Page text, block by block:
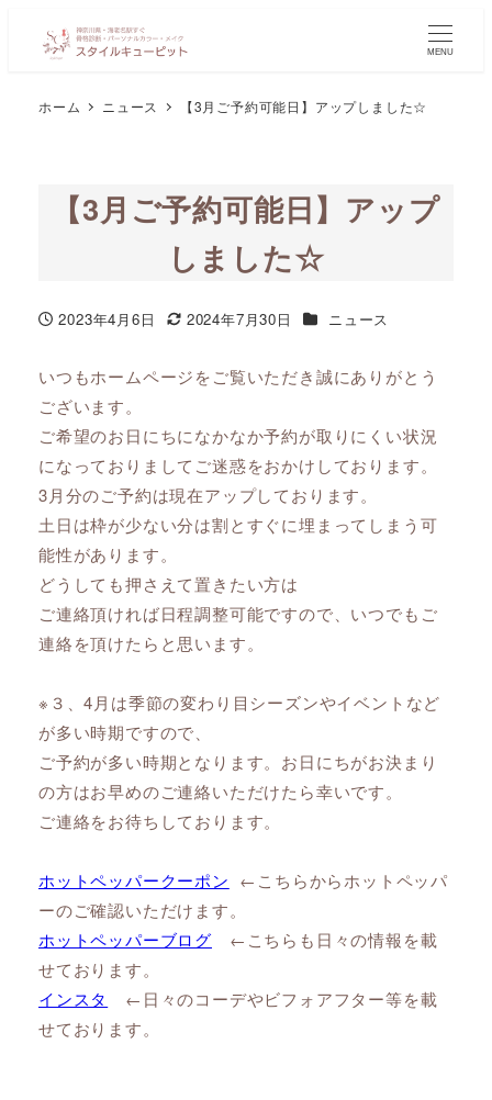
MENU
ホーム ニュース 【3月ご予約可能日】アップしました☆
【3月ご予約可能日】アップ
しました☆
投稿日
2023年4月6日
更新日
2024年7月30日 カテゴリー
ニュース
いつもホームページをご覧いただき誠にありがとう
ございます。
ご希望のお日にちになかなか予約が取りにくい状況
になっておりましてご迷惑をおかけしております。
3月分のご予約は現在アップしております。
土日は枠が少ない分は割とすぐに埋まってしまう可
能性があります。
どうしても押さえて置きたい方は
ご連絡頂ければ日程調整可能ですので、いつでもご
連絡を頂けたらと思います。
※３、4月は季節の変わり目シーズンやイベントなど
が多い時期ですので、
ご予約が多い時期となります。お日にちがお決まり
の方はお早めのご連絡いただけたら幸いです。
ご連絡をお待ちしております。
ホットペッパークーポン ←こちらからホットペッパ
ーのご確認いただけます。
ホットペッパーブログ ←こちらも日々の情報を載
せております。
インスタ
←日々のコーデやビフォアフター等を載
せております。